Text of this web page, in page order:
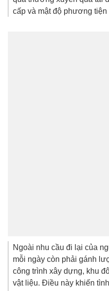
đổi khí hậu, tính bền vững
đang phải đối mặt.
We are the Weather:
Breakfast
- Jonathan